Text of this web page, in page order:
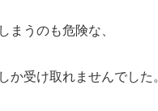
まうのも危険な、
か受け取れませんでした